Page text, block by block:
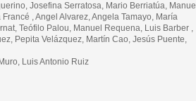
Josefina Serratosa, Mario Berriatúa, Manuel
, Angel Alvarez, Angela Tamayo, María
Teófilo Palou, Manuel Requena, Luis Barber ,
Pepita Velázquez, Martín Cao, Jesús Puente,
Luis Antonio Ruiz